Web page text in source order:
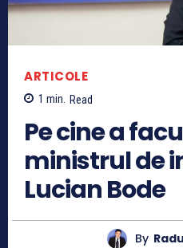
ARTICOLE
1 min. Read
Pe cine a
ministrul de
Lucian Bode
By